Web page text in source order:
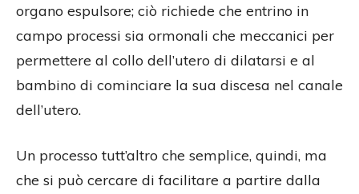
organo espulsore; ciò richiede che entrino in
campo processi sia ormonali che meccanici per
permettere al collo dell’utero di dilatarsi e al
bambino di cominciare la sua discesa nel canale
dell’utero.
Un processo tutt’altro che semplice, quindi, ma
che si può cercare di facilitare a partire dalla